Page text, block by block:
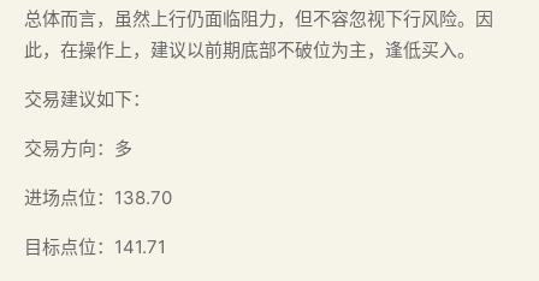
总体而言，虽然上行仍面临阻力，但不容忽视下行风险。因
此，在操作上，建议以前期底部不破位为主，逢低买入。
交易建议如下：
交易方向：多
进场点位：138.70
目标点位：141.71